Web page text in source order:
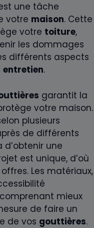
une tâche
votre maison. Cette
votre toiture,
les dommages
différents aspects
entretien.
garantit la
votre maison.
plusieurs
de différents
une
est unique, d’où
Les matériaux,
comprenant mieux
de faire un
de vos gouttières.